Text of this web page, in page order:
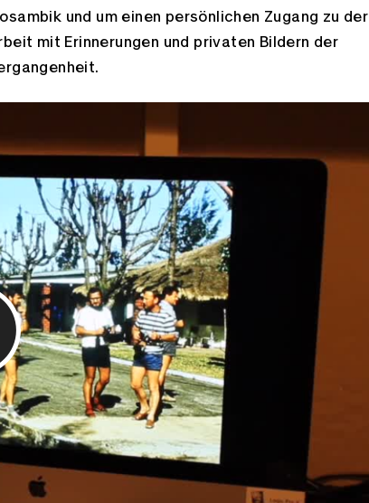
und um einen persönlichen Zugang zu der
mit Erinnerungen und privaten Bildern der